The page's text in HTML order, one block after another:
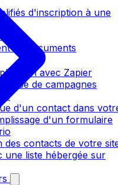
d'inscription à une
de documents
avec Zapier
de campagnes
d'un contact dans
d'un formulaire
des contacts de votre
une liste hébergée sur